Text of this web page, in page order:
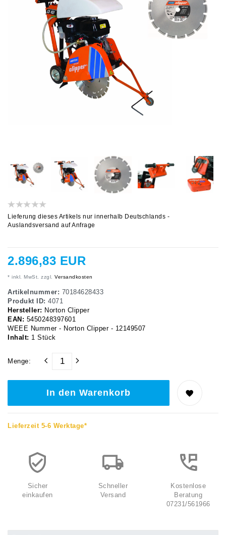
Lieferung dieses Artikels nur innerhalb Deutschlands -
Auslandsversand auf Anfrage
2.896,83 EUR
* inkl. MwSt. zzgl. Versandkosten
Artikelnummer: 70184628433
Produkt ID: 4071
Hersteller: Norton Clipper
EAN: 5450248397601
WEEE Nummer - Norton Clipper - 12149507
Inhalt: 1 Stück
Menge:
In den Warenkorb
Lieferzeit 5-6 Werktage*
Sicher
einkaufen
Schneller
Versand
Kostenlose
Beratung
07231/561966